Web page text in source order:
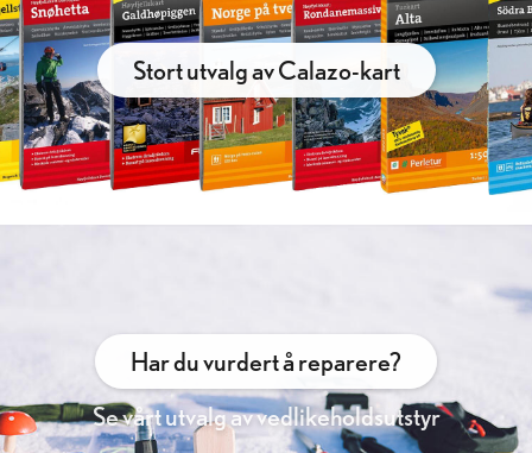
Stort utvalg av Calazo-kart
Har du vurdert å reparere?
Se vårt utvalg av vedlikeholdsutstyr